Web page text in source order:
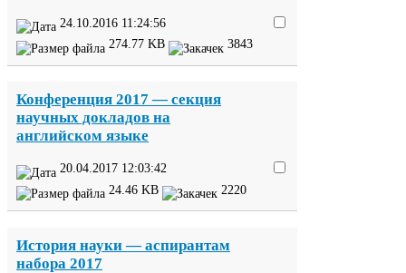
24 10 2016 11:24:56
274.77 KB 3843
Конференция 2017 — секция
научных докладов на
английском языке
20.04.2017 12:03:42
24 46 KB 2220
История науки — аспирантам
набора 2017